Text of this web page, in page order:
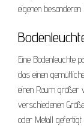
eigenen besonderen
Eine Bodenleuchte
das einen
einen Raum größer
verschiedenen
oder Metall